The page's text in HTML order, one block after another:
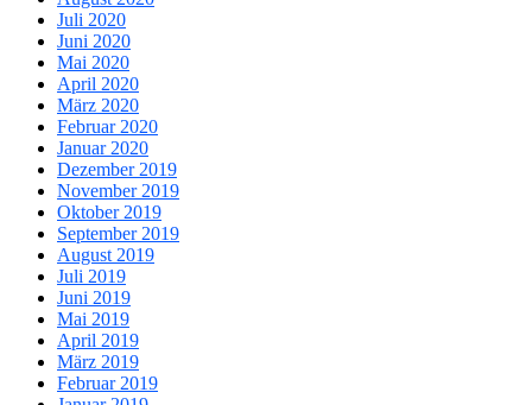
Juli 2020
Juni 2020
Mai 2020
April 2020
März 2020
Februar 2020
Januar 2020
Dezember 2019
November 2019
Oktober 2019
September 2019
August 2019
Juli 2019
Juni 2019
Mai 2019
April 2019
März 2019
Februar 2019